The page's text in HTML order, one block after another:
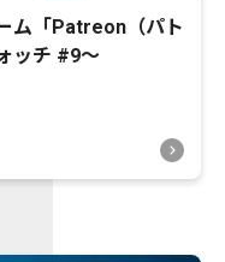
ム「Patreon（パト
ッチ #9〜